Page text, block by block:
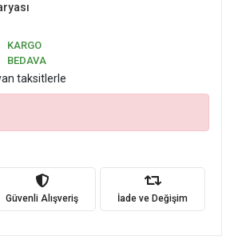
KARGO
BEDAVA
taksitlerle
Güvenli Alışveriş İade ve Değişim